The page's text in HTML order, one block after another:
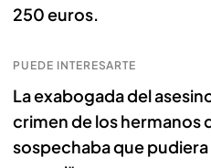
250 euros.
PUEDE INTERESARTE
La exabogada del
crimen de los hermanos
sospechaba que